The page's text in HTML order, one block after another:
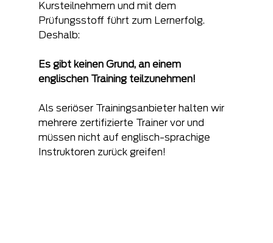
Kursteilnehmern und mit dem
Prüfungsstoff führt zum Lernerfolg.
Deshalb:
Es gibt keinen Grund, an einem
englischen Training teilzunehmen!
Als seriöser Trainingsanbieter halten wir
mehrere zertifizierte Trainer vor und
müssen nicht auf englisch-sprachige
Instruktoren zurück greifen!